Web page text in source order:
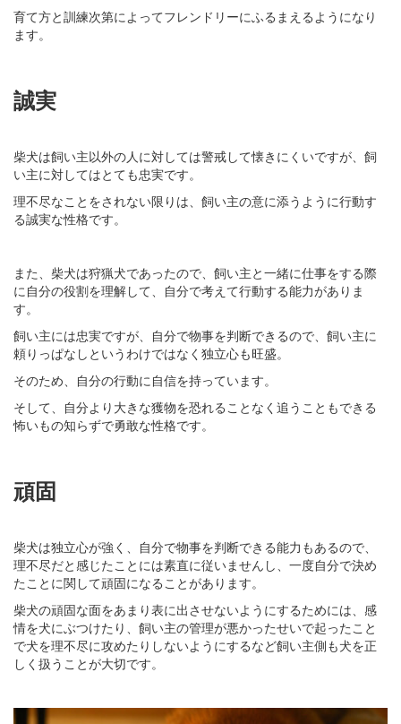
育て方と訓練次第によってフレンドリーにふるまえるようになり
ます。
誠実
柴犬は飼い主以外の人に対しては警戒して懐きにくいですが、飼
い主に対してはとても忠実です。
理不尽なことをされない限りは、飼い主の意に添うように行動す
る誠実な性格です。
また、柴犬は狩猟犬であったので、飼い主と一緒に仕事をする際
に自分の役割を理解して、自分で考えて行動する能力がありま
す。
飼い主には忠実ですが、自分で物事を判断できるので、飼い主に
頼りっぱなしというわけではなく独立心も旺盛。
そのため、自分の行動に自信を持っています。
そして、自分より大きな獲物を恐れることなく追うこともできる
怖いもの知らずで勇敢な性格です。
頑固
柴犬は独立心が強く、自分で物事を判断できる能力もあるので、
理不尽だと感じたことには素直に従いませんし、一度自分で決め
たことに関して頑固になることがあります。
柴犬の頑固な面をあまり表に出させないようにするためには、感
情を犬にぶつけたり、飼い主の管理が悪かったせいで起ったこと
で犬を理不尽に攻めたりしないようにするなど飼い主側も犬を正
しく扱うことが大切です。